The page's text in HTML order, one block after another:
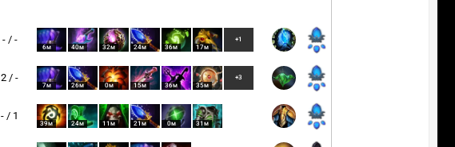
- / -
6м 40м 32м 24м 36м 17м
+1
2 / -
7м 26м 0м 15м 36м 35м
+3
- / 1
39м 24м 11м 21м 0м 31м